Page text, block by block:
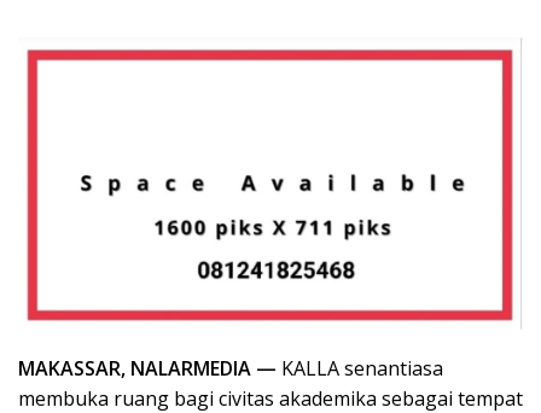
MAKASSAR, NALARMEDIA — KALLA senantiasa
membuka ruang bagi civitas akademika sebagai tempat